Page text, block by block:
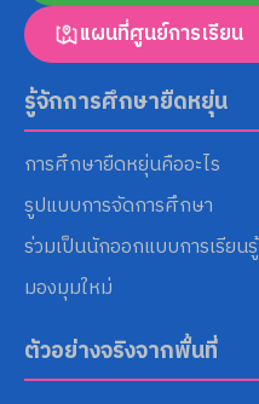
แผนที่ศูนย์การเรียน
รู้จักการศึกษายืดหยุ่น
การศึกษายืดหยุ่นคืออะไร
รูปแบบการจัดการศึกษา
ร่วมเป็นนักออกแบบการเรียนรู้
มองมุมใหม่
ตัวอย่างจริงจากพื้นที่